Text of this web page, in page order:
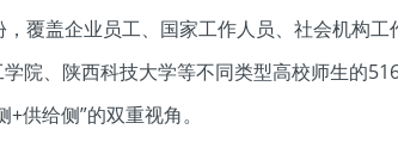
覆盖企业员工、国家工作人员、社会机构
院、陕西科技大学等不同类型高校师生的
+供给侧”的双重视角。